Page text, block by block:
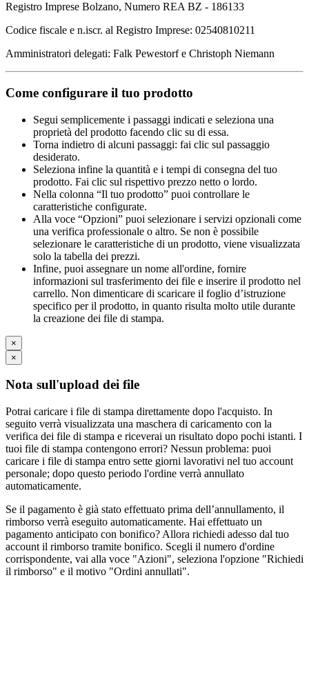
Registro Imprese Bolzano, Numero REA BZ - 186133
Codice fiscale e n.iscr. al Registro Imprese: 02540810211
Amministratori delegati: Falk Pewestorf e Christoph Niemann
Come configurare il tuo prodotto
Segui semplicemente i passaggi indicati e seleziona una
proprietà del prodotto facendo clic su di essa.
Torna indietro di alcuni passaggi: fai clic sul passaggio
desiderato.
Seleziona infine la quantità e i tempi di consegna del tuo
prodotto. Fai clic sul rispettivo prezzo netto o lordo.
Nella colonna “Il tuo prodotto” puoi controllare le
caratteristiche configurate.
Alla voce “Opzioni” puoi selezionare i servizi opzionali come
una verifica professionale o altro. Se non è possibile
selezionare le caratteristiche di un prodotto, viene visualizzata
solo la tabella dei prezzi.
Infine, puoi assegnare un nome all'ordine, fornire
informazioni sul trasferimento dei file e inserire il prodotto nel
carrello. Non dimenticare di scaricare il foglio d’istruzione
specifico per il prodotto, in quanto risulta molto utile durante
la creazione dei file di stampa.
×
×
Nota sull'upload dei file
Potrai caricare i file di stampa direttamente dopo l'acquisto. In
seguito verrà visualizzata una maschera di caricamento con la
verifica dei file di stampa e riceverai un risultato dopo pochi istanti. I
tuoi file di stampa contengono errori? Nessun problema: puoi
caricare i file di stampa entro sette giorni lavorativi nel tuo account
personale; dopo questo periodo l'ordine verrà annullato
automaticamente.
Se il pagamento è già stato effettuato prima dell’annullamento, il
rimborso verrà eseguito automaticamente. Hai effettuato un
pagamento anticipato con bonifico? Allora richiedi adesso dal tuo
account il rimborso tramite bonifico. Scegli il numero d'ordine
corrispondente, vai alla voce "Azioni", seleziona l'opzione "Richiedi
il rimborso" e il motivo "Ordini annullati".